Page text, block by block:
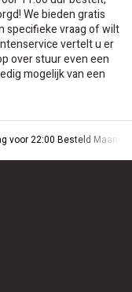
We bieden gratis
specifieke vraag of wilt
vertelt u er
over stuur even een
mogelijk van een
voor 22:00 Besteld